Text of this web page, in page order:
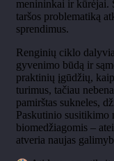
menininkai ir kūrėjai.
taršos problematiką
sprendimus.
Renginių ciklo
gyvenimo būdą ir
praktinių įgūdžių,
turimus, tačiau
pamirštas sukneles,
Paskutinio susitikimo
biomedžiagomis –
atveria naujas